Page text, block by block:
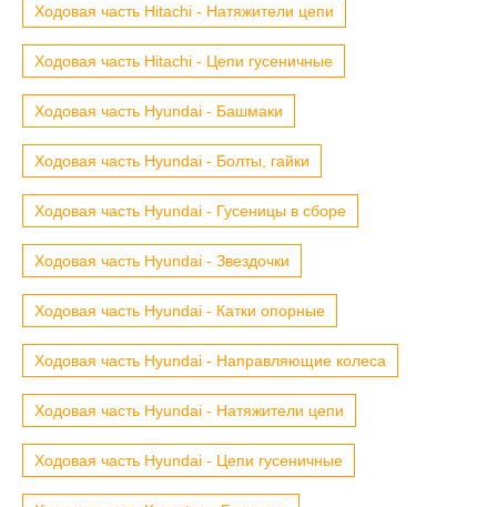
Ходовая часть Hitachi - Натяжители цепи
Ходовая часть Hitachi - Цепи гусеничные
Ходовая часть Hyundai - Башмаки
Ходовая часть Hyundai - Болты, гайки
Ходовая часть Hyundai - Гусеницы в сборе
Ходовая часть Hyundai - Звездочки
Ходовая часть Hyundai - Катки опорные
Ходовая часть Hyundai - Направляющие колеса
Ходовая часть Hyundai - Натяжители цепи
Ходовая часть Hyundai - Цепи гусеничные